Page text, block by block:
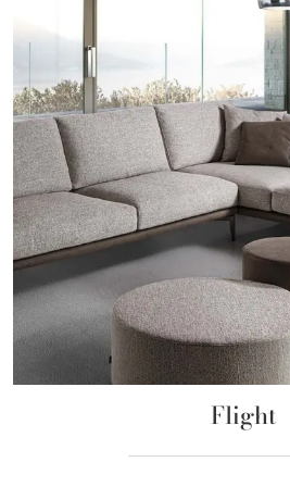
Flight